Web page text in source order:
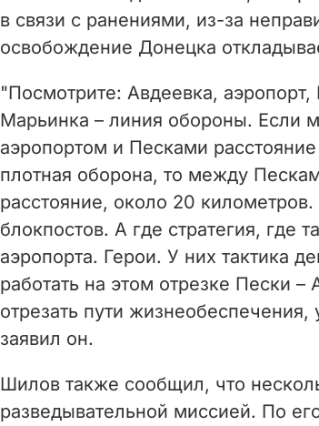
i
d
e
o
в связи с ранениями, из-за
освобождение Донецка
"Посмотрите: Авдеевка,
Марьинка – линия обороны. Если
аэропортом и Песками
плотная оборона, то между
расстояние, около 20
блокпостов. А где стратегия, где
аэропорта. Герои. У них тактика
работать на этом отрезке Пески –
отрезать пути
заявил он.
Шилов также сообщил, что
разведывательной миссией. По